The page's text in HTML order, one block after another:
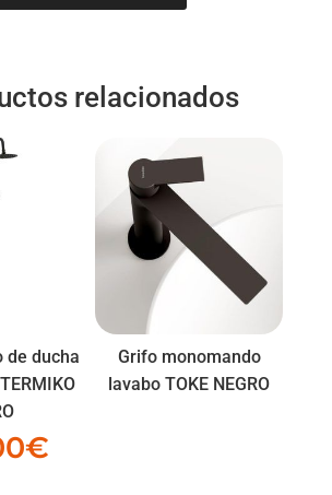
relacionados
de ducha
€
Grifo monomando
lavabo TOKE NEGRO